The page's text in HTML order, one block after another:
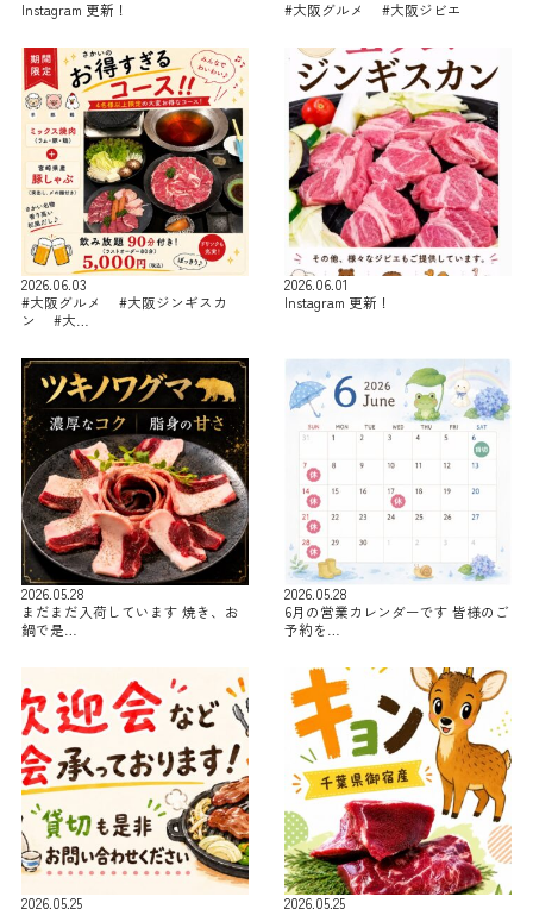
Instagram 更新！
#大阪グルメ #大阪ジビエ
2026.06.03
#大阪グルメ #大阪ジンギスカ
ン #大…
2026.06.01
Instagram 更新！
2026.05.28
まだまだ入荷しています 焼き、お
鍋で是…
2026.05.28
6月の営業カレンダーです 皆様のご
予約を…
2026.05.25
2026.05.25